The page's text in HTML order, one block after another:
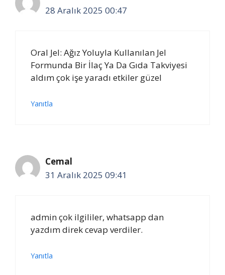
28 Aralık 2025 00:47
Oral Jel: Ağız Yoluyla Kullanılan Jel
Formunda Bir İlaç Ya Da Gıda Takviyesi
aldım çok işe yaradı etkiler güzel
Yanıtla
Cemal
31 Aralık 2025 09:41
admin çok ilgililer, whatsapp dan
yazdım direk cevap verdiler.
Yanıtla